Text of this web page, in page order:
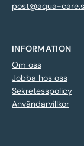
post@aqua-
INFORMATION
Om oss
Jobba hos oss
Sekretesspolicy
Användarvillkor